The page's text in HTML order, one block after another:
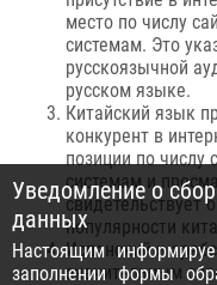
место по числу
системам. Это
русскоязычной
русском языке.
Китайский язык
конкурент в
позиции по числу
системам и
свидетельствует
популярности
Испанский и
значительным
Уведомление о
данных
Настоящим
заполнении формы